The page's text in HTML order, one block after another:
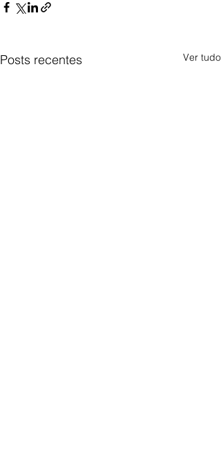
Posts recentes Ver tudo